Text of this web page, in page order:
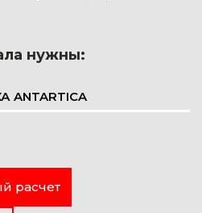
нужны:
расчет